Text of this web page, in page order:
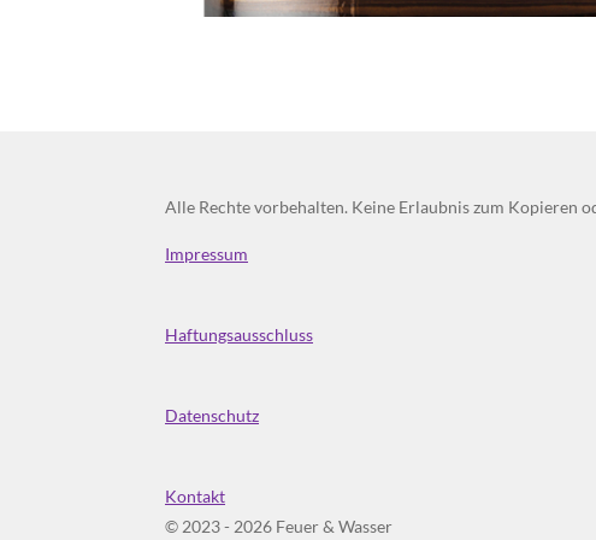
Alle Rechte vorbehalten. Keine Erlaubnis zum Kopieren
Impressum
Haftungsausschluss
Datenschutz
Kontakt
© 2023 - 2026 Feuer & Wasser